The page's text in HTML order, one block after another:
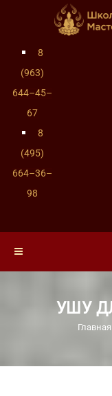
8
(963)
644–45–
67
8
(495)
664–36–
98
УШУ
Главная